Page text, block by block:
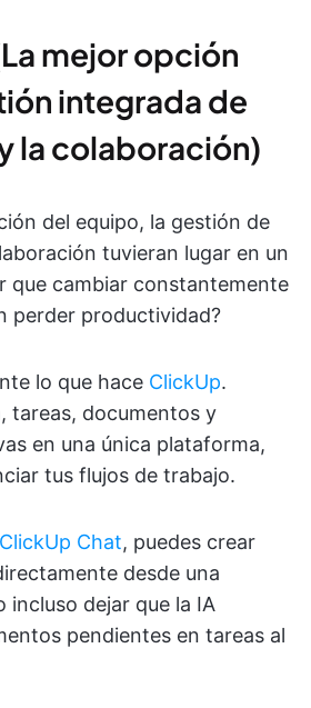
mejor opción
integrada de
la colaboración)
del equipo, la gestión de
tuvieran lugar en un
que cambiar constantemente
perder productividad?
lo que hace ClickUp.
tareas, documentos y
en una única plataforma,
tus flujos de trabajo.
ClickUp Chat, puedes crear
desde una
incluso dejar que la IA
pendientes en tareas al